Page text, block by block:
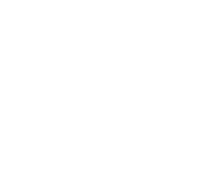
El presidente de LaLiga
judicial del Málaga CF,
buena relación y a quien ha
labor al frente del club.
Muñoz en un acto en el
Rosaleda, tal y como se